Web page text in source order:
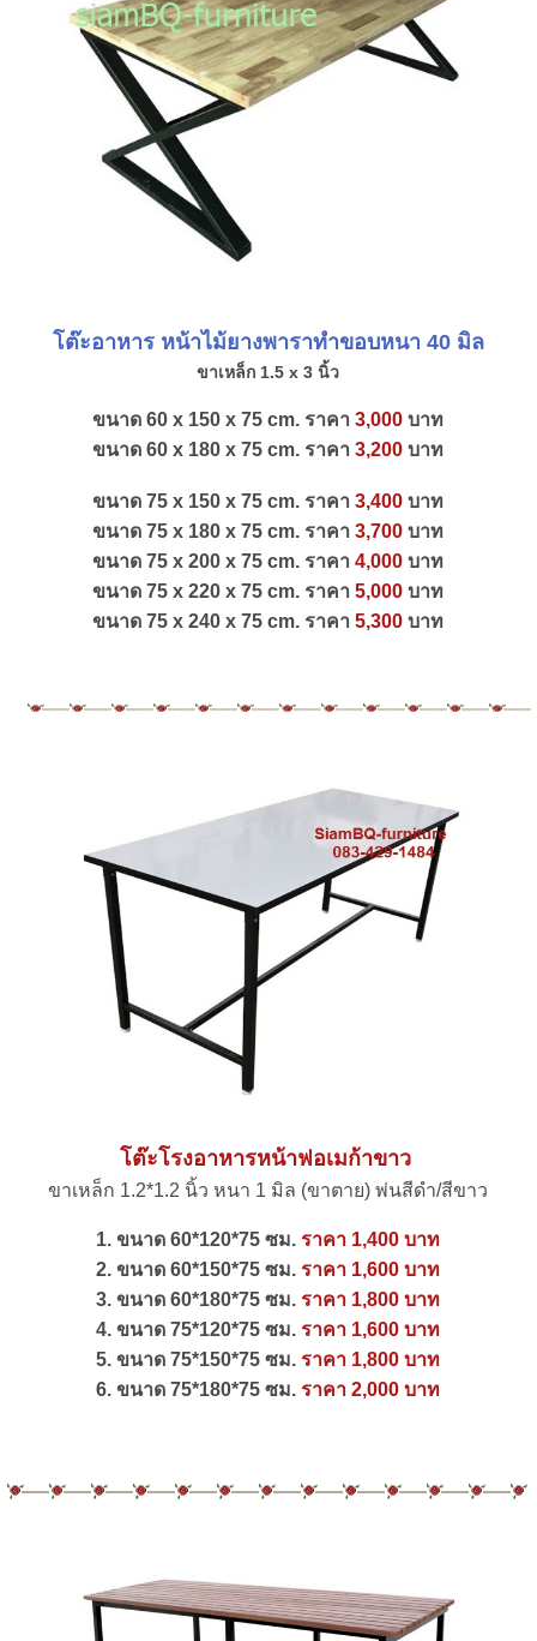
โต๊ะอาหาร หน้าไม้ยางพาราทำขอบหนา 40 มิล
ขาเหล็ก 1.5 x 3 นิ้ว
ขนาด 60 x 150 x 75 cm. ราคา3,000 บาท
ขนาด 60 x 180 x 75 cm. ราคา3,200 บาท
ขนาด 75 x 150 x 75 cm. ราคา3,400 บาท
ขนาด 75 x 180 x 75 cm. ราคา3,700 บาท
ขนาด 75 x 200 x 75 cm. ราคา4,000บาท
ขนาด 75 x 220 x 75 cm. ราคา5,000 บาท
ขนาด 75 x 240 x 75 cm. ราคา5,300 บาท
โต๊ะโรงอาหารหน้าฟอเมก้าขาว
ขาเหล็ก 1.2*1.2 นิ้ว หนา 1 มิล (ขาตาย) พ่นสีดำ/สีขาว
1. ขนาด 60*120*75 ซม. ราคา 1,400 บาท
2. ขนาด 60*150*75 ซม. ราคา 1,600 บาท
3. ขนาด 60*180*75 ซม. ราคา 1,800 บาท
4. ขนาด 75*120*75 ซม. ราคา 1,600 บาท
5. ขนาด 75*150*75 ซม. ราคา 1,800 บาท
6. ขนาด 75*180*75 ซม. ราคา 2,000 บาท